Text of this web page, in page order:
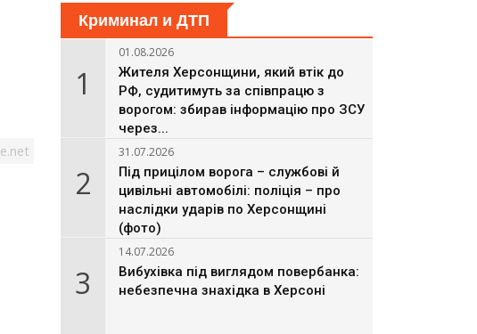
Криминал и ДТП
1
01.08.2026
Жителя Херсонщини, який втік до
РФ, судитимуть за співпрацю з
ворогом: збирав інформацію про ЗСУ
через...
2
31.07.2026
Під прицілом ворога – службові й
цивільні автомобілі: поліція – про
наслідки ударів по Херсонщині
(фото)
3
14.07.2026
Вибухівка під виглядом повербанка:
небезпечна знахідка в Херсоні